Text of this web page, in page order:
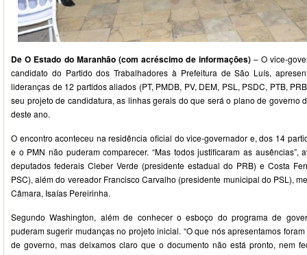
De O Estado do Maranhão (com acréscimo de informações)– O vice-
candidato do Partido dos Trabalhadores à Prefeitura de São Luís,
lideranças de 12 partidos aliados (PT, PMDB, PV, DEM, PSL, PSDC, PTB,
seu projeto de candidatura, as linhas gerais do que será o plano de governo
deste ano.
O encontro aconteceu na residência oficial do vice-governador e, dos 14
e o PMN não puderam comparecer. “Mas todos justificaram as ausências”,
deputados federais Cleber Verde (presidente estadual do PRB) e Costa
PSC), além do vereador Francisco Carvalho (presidente municipal do PSL),
Câmara, Isaías Pereirinha.
Segundo Washington, além de conhecer o esboço do programa de
puderam sugerir mudanças no projeto inicial. “O que nós apresentamos
de governo, mas deixamos claro que o documento não está pronto, nem